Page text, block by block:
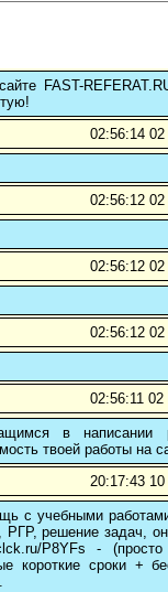
FAST-
02:56:14
02:56:12
02:56:12
02:56:12
02:56:11 02
в написании
твоей работы на
20:17:43 10
с учебными
РГР, решение задач,
P8YFs -
короткие сроки +